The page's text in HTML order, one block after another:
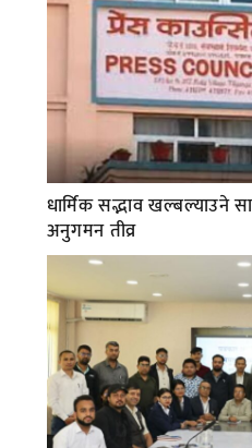
धार्मिक सद्भाव खल्बल्याउने
अनुगमन तीव्र